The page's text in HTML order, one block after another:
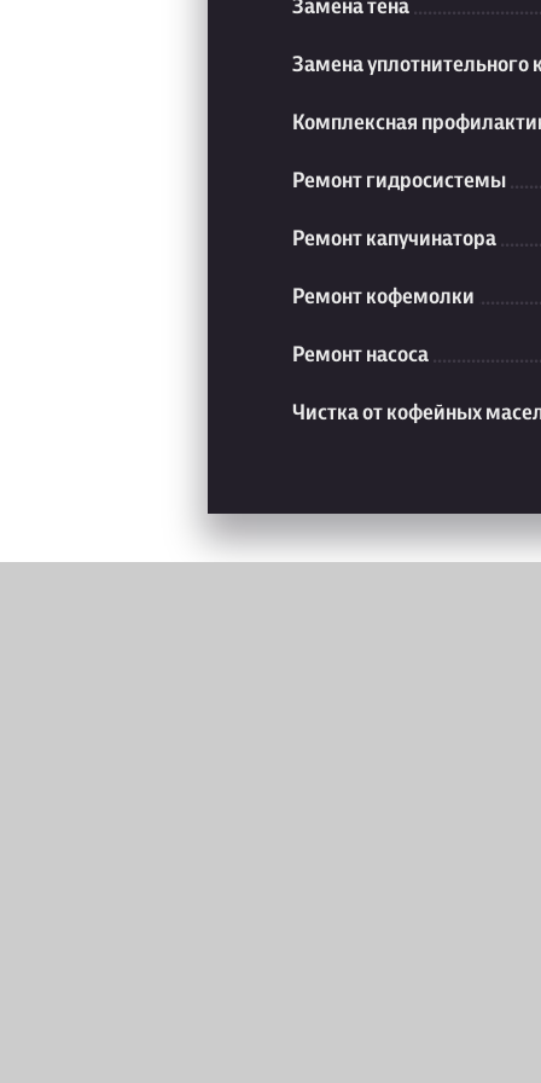
Замена тена
Замена уплотнительного
Комплексная
Ремонт гидросистемы
Ремонт капучинатора
Ремонт кофемолки
Ремонт насоса
Чистка от кофейных